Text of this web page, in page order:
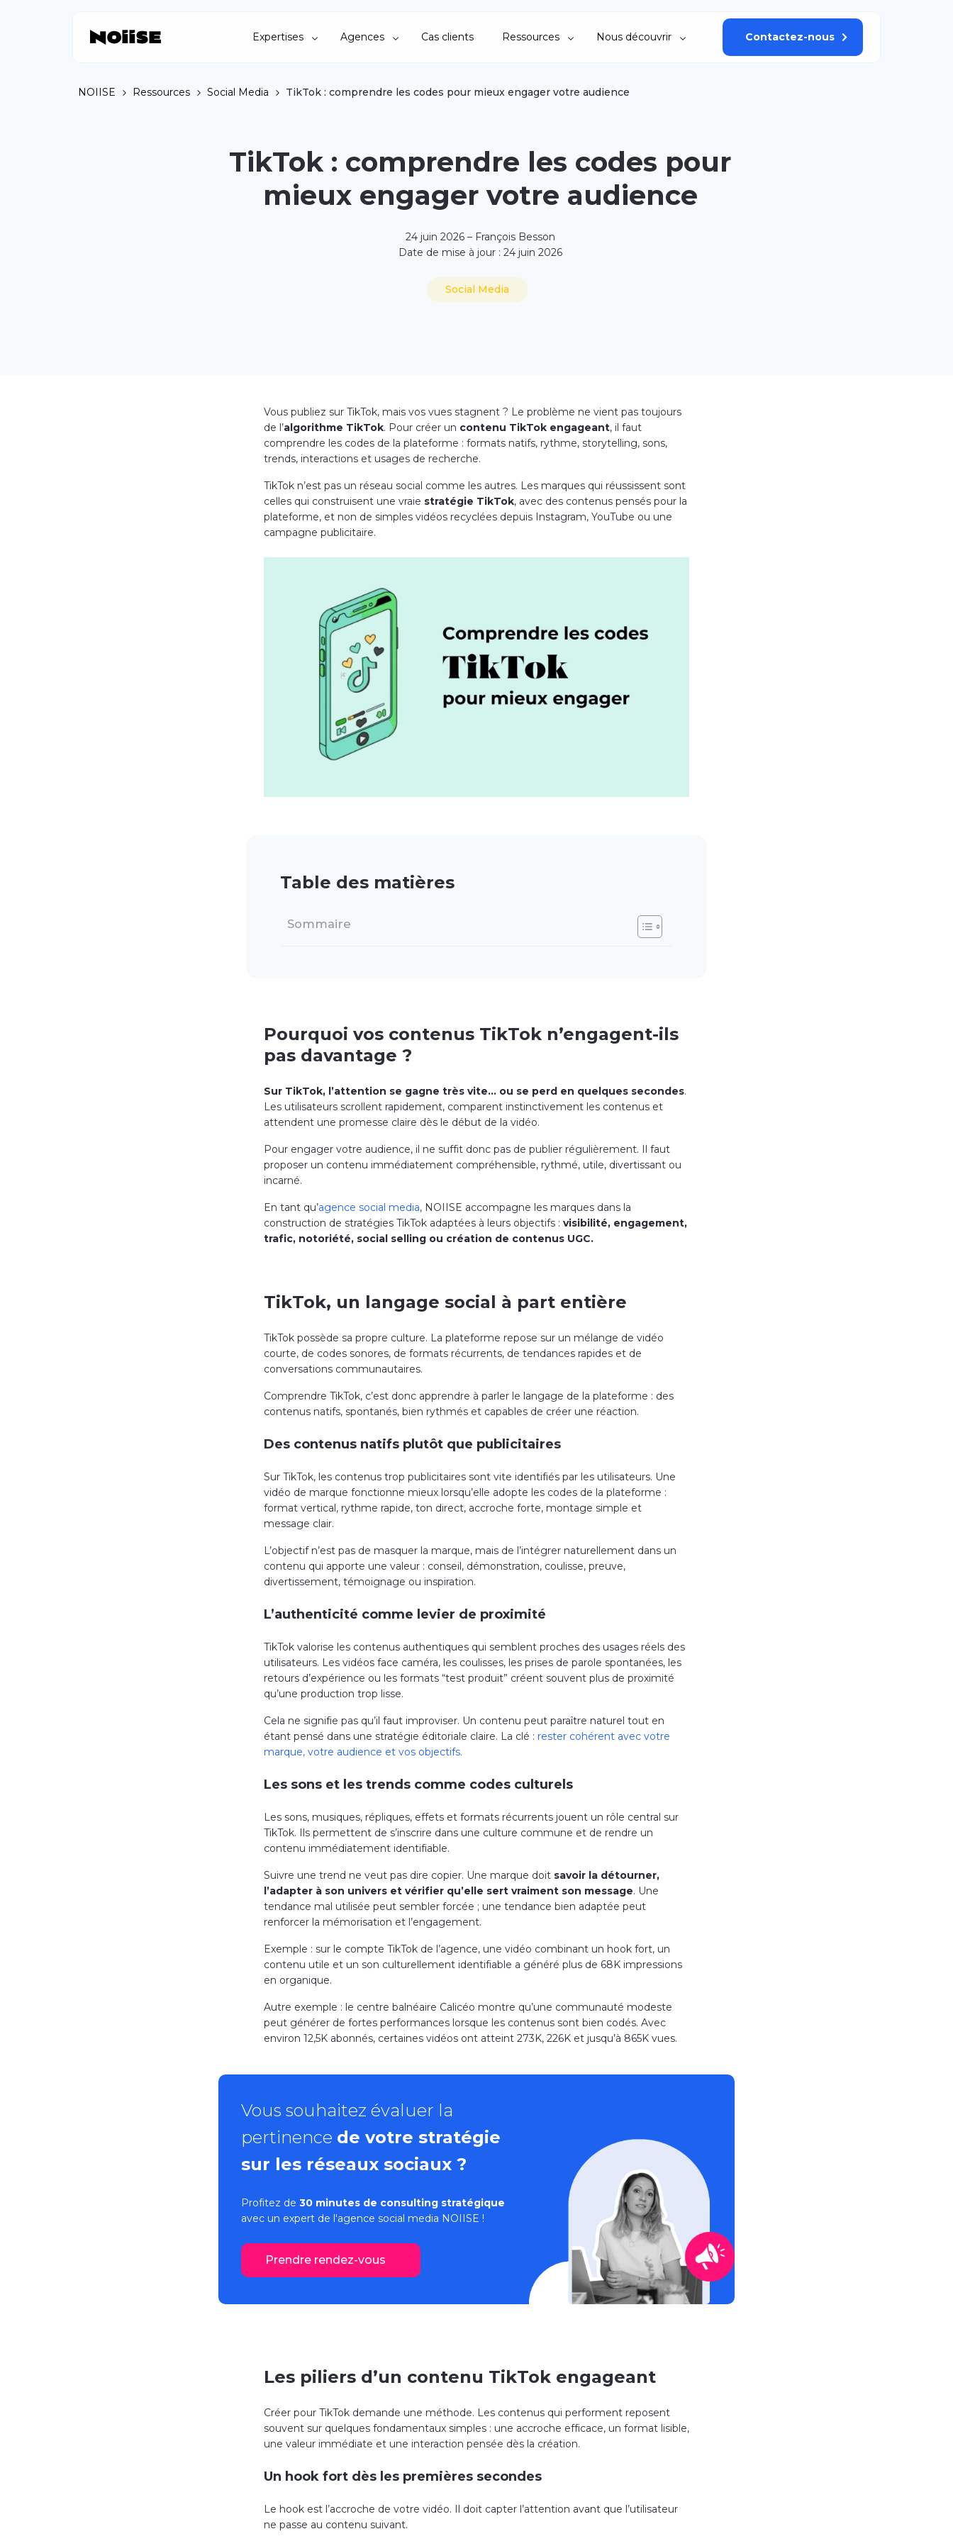
Expertises Agences Cas clients Ressources Nous découvrir Contactez-nous
NOIISE Ressources Social Media TikTok : comprendre les codes pour mieux engager votre audience
TikTok : comprendre les codes pour
mieux engager votre audience
24 juin 2026 – François Besson
Date de mise à jour : 24 juin 2026
Social Media
Vous publiez sur TikTok, mais vos vues stagnent ? Le problème ne vient pas toujours
de l’algorithme TikTok. Pour créer un contenu TikTok engageant, il faut
comprendre les codes de la plateforme : formats natifs, rythme, storytelling, sons,
trends, interactions et usages de recherche.
TikTok n’est pas un réseau social comme les autres. Les marques qui réussissent sont
celles qui construisent une vraie stratégie TikTok, avec des contenus pensés pour la
plateforme, et non de simples vidéos recyclées depuis Instagram, YouTube ou une
campagne publicitaire.
Table des matières
Sommaire
Pourquoi vos contenus TikTok n’engagent-ils
pas davantage ?
Sur TikTok, l’attention se gagne très vite… ou se perd en quelques secondes.
Les utilisateurs scrollent rapidement, comparent instinctivement les contenus et
attendent une promesse claire dès le début de la vidéo.
Pour engager votre audience, il ne suffit donc pas de publier régulièrement. Il faut
proposer un contenu immédiatement compréhensible, rythmé, utile, divertissant ou
incarné.
En tant qu’agence social media, NOIISE accompagne les marques dans la
construction de stratégies TikTok adaptées à leurs objectifs : visibilité, engagement,
trafic, notoriété, social selling ou création de contenus UGC.
TikTok, un langage social à part entière
TikTok possède sa propre culture. La plateforme repose sur un mélange de vidéo
courte, de codes sonores, de formats récurrents, de tendances rapides et de
conversations communautaires.
Comprendre TikTok, c’est donc apprendre à parler le langage de la plateforme : des
contenus natifs, spontanés, bien rythmés et capables de créer une réaction.
Des contenus natifs plutôt que publicitaires
Sur TikTok, les contenus trop publicitaires sont vite identifiés par les utilisateurs. Une
vidéo de marque fonctionne mieux lorsqu’elle adopte les codes de la plateforme :
format vertical, rythme rapide, ton direct, accroche forte, montage simple et
message clair.
L’objectif n’est pas de masquer la marque, mais de l’intégrer naturellement dans un
contenu qui apporte une valeur : conseil, démonstration, coulisse, preuve,
divertissement, témoignage ou inspiration.
L’authenticité comme levier de proximité
TikTok valorise les contenus authentiques qui semblent proches des usages réels des
utilisateurs. Les vidéos face caméra, les coulisses, les prises de parole spontanées, les
retours d’expérience ou les formats “test produit” créent souvent plus de proximité
qu’une production trop lisse.
Cela ne signifie pas qu’il faut improviser. Un contenu peut paraître naturel tout en
étant pensé dans une stratégie éditoriale claire. La clé : rester cohérent avec votre
marque, votre audience et vos objectifs.
Les sons et les trends comme codes culturels
Les sons, musiques, répliques, effets et formats récurrents jouent un rôle central sur
TikTok. Ils permettent de s’inscrire dans une culture commune et de rendre un
contenu immédiatement identifiable.
Suivre une trend ne veut pas dire copier. Une marque doit savoir la détourner,
l’adapter à son univers et vérifier qu’elle sert vraiment son message. Une
tendance mal utilisée peut sembler forcée ; une tendance bien adaptée peut
renforcer la mémorisation et l’engagement.
Exemple : sur le compte TikTok de l’agence, une vidéo combinant un hook fort, un
contenu utile et un son culturellement identifiable a généré plus de 68K impressions
en organique.
Autre exemple : le centre balnéaire Calicéo montre qu’une communauté modeste
peut générer de fortes performances lorsque les contenus sont bien codés. Avec
environ 12,5K abonnés, certaines vidéos ont atteint 273K, 226K et jusqu’à 865K vues.
Vous souhaitez évaluer la
pertinence de votre stratégie
sur les réseaux sociaux ?
Profitez de 30 minutes de consulting stratégique
avec un expert de l'agence social media NOIISE !
Prendre rendez-vous
Les piliers d’un contenu TikTok engageant
Créer pour TikTok demande une méthode. Les contenus qui performent reposent
souvent sur quelques fondamentaux simples : une accroche efficace, un format lisible,
une valeur immédiate et une interaction pensée dès la création.
Un hook fort dès les premières secondes
Le hook est l’accroche de votre vidéo. Il doit capter l’attention avant que l’utilisateur
ne passe au contenu suivant.